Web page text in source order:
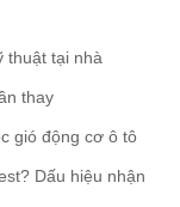
thuật tại nhà
thay
gió động cơ ô tô
Dấu hiệu nhận